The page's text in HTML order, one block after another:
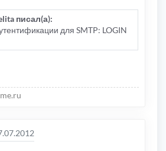
писал(а):
для SMTP: LOGIN